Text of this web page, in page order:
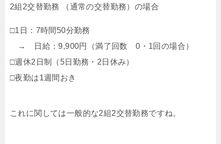
2組2交替勤務 （通常の交替勤務）の場合
□1日：7時間50分勤務
→ 日給：9,900円（満了回数 0・1回の場合）
□週休2日制（5日勤務・2日休み）
□夜勤は1週間おき
これに関しては一般的な2組2交替勤務ですね。